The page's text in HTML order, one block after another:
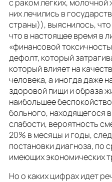
с раком легких, молочной
них лечились в
страны)), выяснилось,
что в настоящее время в
«финансовой
дефолт, который
который влияет на
человека, а иногда даже
здоровой пищи и образа
наибольшее
больного, находящегося
слабости, вероятность
20% в месяцы и годы,
постановки диагноза, по
имеющих экономических
Но о каких цифрах идет